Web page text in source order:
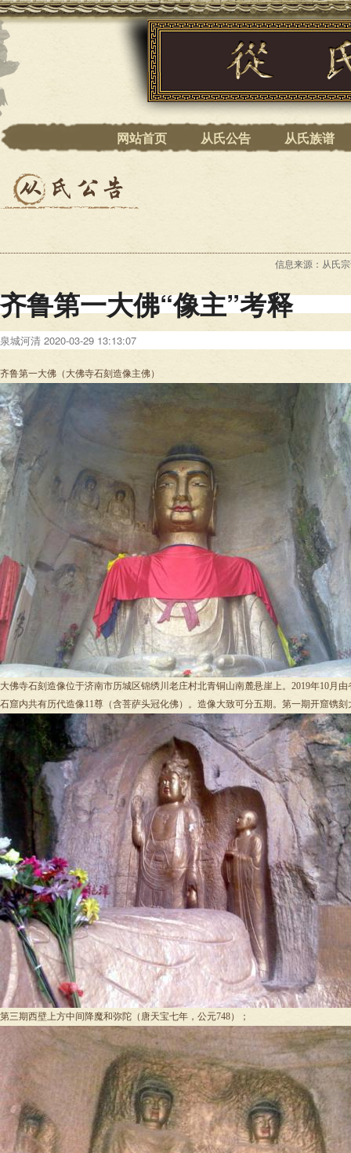
网站首页 从氏公告 从氏族谱
信息来源：从氏
齐鲁第一大佛“像主”考释
泉城河清 2020-03-29 13:13:07
齐鲁第一大佛（大佛寺石刻造像主佛）
大佛寺石刻造像位于济南市历城区锦绣川老庄村北青铜山南麓悬崖上。2019年10月
石窟内共有历代造像11尊（含菩萨头冠化佛）。造像大致可分五期。第一期开窟镌
第三期西壁上方中间降魔和弥陀（唐天宝七年，公元748）；